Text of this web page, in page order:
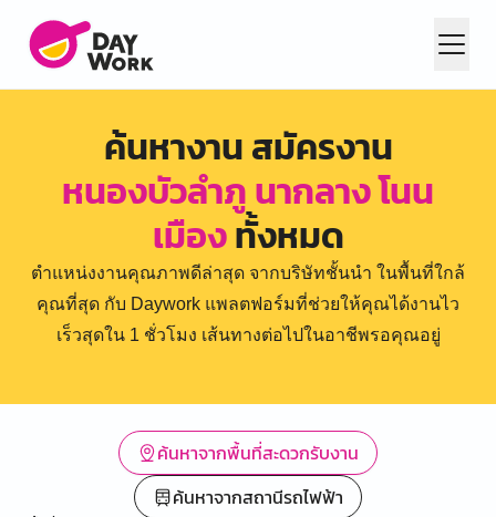
ค้นหางาน สมัครงาน
หนองบัวลำภู นากลาง โนน
เมืองทั้งหมด
ตำแหน่งงานคุณภาพดีล่าสุด จากบริษัทชั้นนำ ในพื้นที่ใกล้
คุณที่สุด กับ Daywork แพลตฟอร์มที่ช่วยให้คุณได้งานไว
เร็วสุดใน 1 ชั่วโมง เส้นทางต่อไปในอาชีพรอคุณอยู่
ค้นหาจากพื้นที่สะดวกรับงาน
ค้นหาจากสถานีรถไฟฟ้า